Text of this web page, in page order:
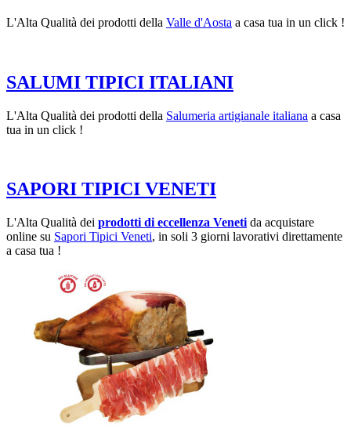
L'Alta Qualità dei prodotti della Valle d'Aosta a casa tua in un click !
SALUMI TIPICI ITALIANI
L'Alta Qualità dei prodotti della Salumeria artigianale italiana a casa
tua in un click !
SAPORI TIPICI VENETI
L'Alta Qualità dei prodotti di eccellenza Veneti da acquistare
online su Sapori Tipici Veneti, in soli 3 giorni lavorativi direttamente
a casa tua !